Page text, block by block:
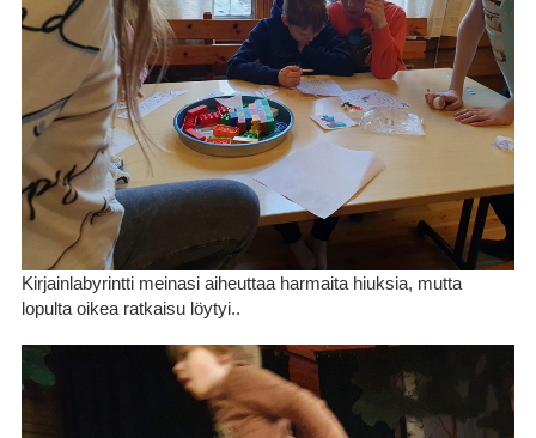
Kirjainlabyrintti meinasi aiheuttaa harmaita hiuksia, mutta
lopulta oikea ratkaisu löytyi..